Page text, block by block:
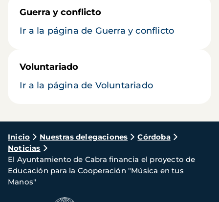
Guerra y conflicto
Ir a la página de Guerra y conflicto
Voluntariado
Ir a la página de Voluntariado
Ruta
de
navegación
Inicio Nuestras delegaciones
Córdoba
Noticias
El Ayuntamiento de Cabra financia el proyecto de
Educación para la Cooperación "Música en tus
Manos"